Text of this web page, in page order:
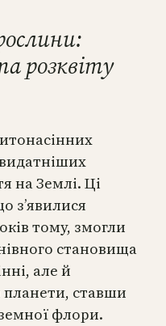
розквіту
на Землі. Ці
з’явилися
тому, змогли
становища
але й
планети, ставши
флори.